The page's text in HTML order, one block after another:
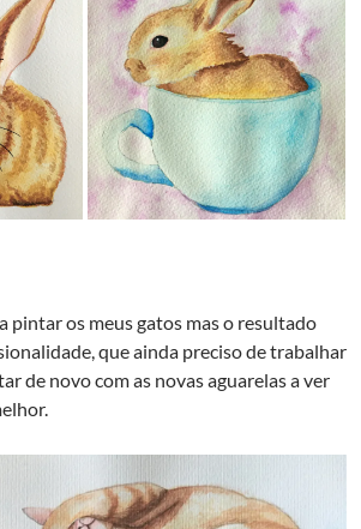
pintar os meus gatos mas o resultado
que ainda preciso de trabalhar
de novo com as novas aguarelas a ver